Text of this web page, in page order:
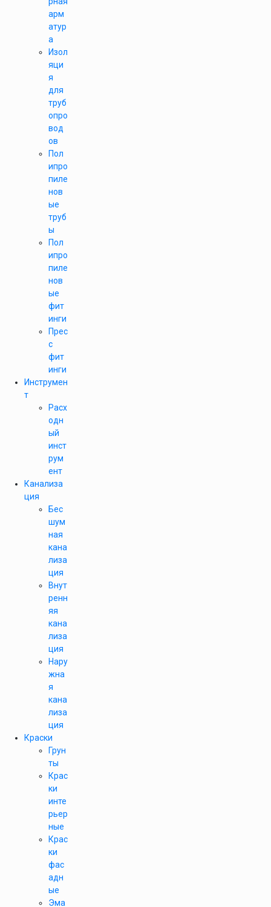
арм
атур
а
Изол
яци
я
для
труб
опро
вод
ов
Пол
ипро
пиле
нов
ые
труб
ы
Пол
ипро
пиле
нов
ые
фит
инги
Прес
с
фит
инги
Инструмен
т
Расх
одн
ый
инст
рум
ент
Канализа
ция
Бес
шум
ная
кана
лиза
ция
Внут
ренн
яя
кана
лиза
ция
Нару
жна
я
кана
лиза
ция
Краски
Грун
ты
Крас
ки
инте
рьер
ные
Крас
ки
фас
адн
ые
Эма